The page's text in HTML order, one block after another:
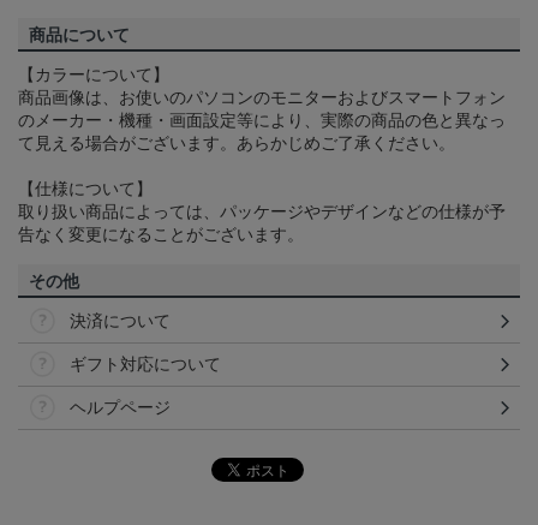
商品について
【カラーについて】
商品画像は、お使いのパソコンのモニターおよびスマートフォン
のメーカー・機種・画面設定等により、実際の商品の色と異なっ
て見える場合がございます。あらかじめご了承ください。
【仕様について】
取り扱い商品によっては、パッケージやデザインなどの仕様が予
告なく変更になることがございます。
その他
決済について
ギフト対応について
ヘルプページ